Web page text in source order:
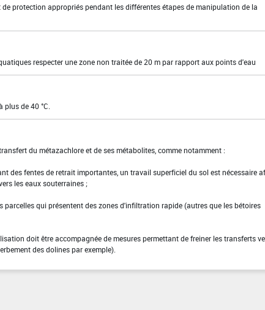
protection appropriés pendant les différentes étapes de manipulation de la
respecter une zone non traitée de 20 m par rapport aux points d'eau
de 40 °C.
du métazachlore et de ses métabolites, comme notamment :
des fentes de retrait importantes, un travail superficiel du sol est nécessaire
les eaux souterraines ;
parcelles qui présentent des zones d'infiltration rapide (autres que les bétoires
doit être accompagnée de mesures permettant de freiner les transferts
des dolines par exemple).